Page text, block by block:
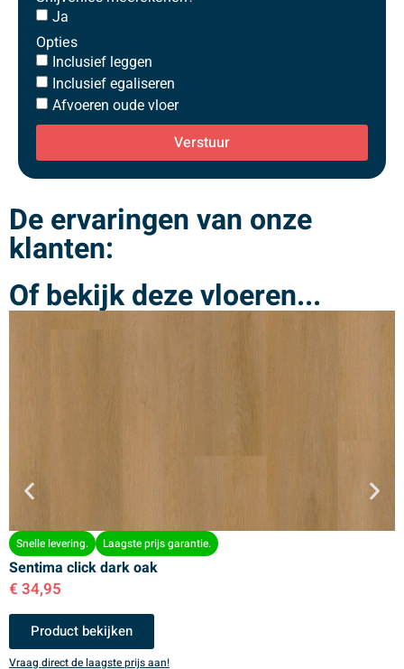
Ja
Opties
Inclusief leggen
Inclusief egaliseren
Afvoeren oude vloer
Verstuur
De ervaringen van onze
klanten:
Of bekijk deze vloeren...
Snelle levering. Laagste prijs garantie.
Sentima click dark oak
€ 34,95
Product bekijken
Vraag direct de laagste prijs aan!